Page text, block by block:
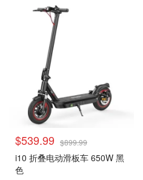
$539.99 $899.99
i10 折叠电动滑板车 650W 黑
色